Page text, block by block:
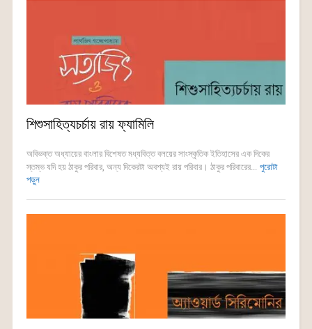
শিশুসাহিত্যচর্চায় রায় ফ্যামিলি
অবিভক্ত অধ্যায়ের বাংলার বিশেষত মধ্যবিত্ত বলয়ের সাংস্কৃতিক ইতিহাসের এক দিকের
স্তম্ভ যদি হয় ঠাকুর পরিবার, অন্য দিকেরটা অবশ্যই রায় পরিবার। ঠাকুর পরিবারের... পুরোটা
পড়ুন